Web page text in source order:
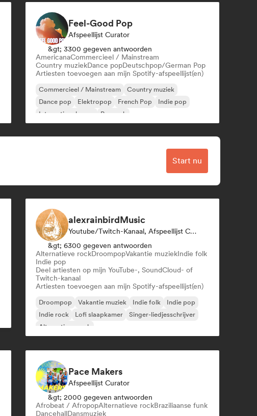
Feel-Good Pop
Afspeellijst Curator
&gt; 3300 gegeven antwoorden
AmericanaCommercieel / Mainstream
Country muziekDance popDeutschpop/German Pop
Artiesten toevoegen aan mijn Spotify-afspeellijst(en)
Commercieel / Mainstream
Country muziek
Dance pop
Elektropop French Pop
Indie pop
Internationale pop
Poprock
Start nu
alexrainbirdMusic
Youtube/Twitch-Kanaal, Afspeellijst Curator
&gt; 6300 gegeven antwoorden
Alternatieve rockDroompopVakantie muziekIndie folk
Indie pop
Deel artiesten op mijn YouTube-, SoundCloud- of
Twitch-kanaal
Artiesten toevoegen aan mijn Spotify-afspeellijst(en)
Droompop Vakantie muziek Indie folk
Indie pop
Indie rock
Lofi slaapkamer
Singer-liedjesschrijver
Alternatieve rock
Pace Makers
Afspeellijst Curator
&gt; 2000 gegeven antwoorden
Afrobeat / AfropopAlternatieve rockBraziliaanse funk
DancehallDansmuziek